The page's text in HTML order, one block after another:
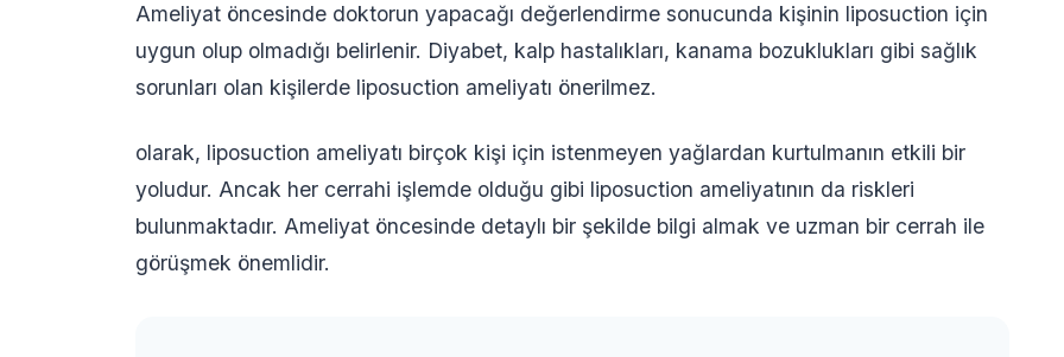
Ameliyat öncesinde doktorun yapacağı değerlendirme sonucunda kişinin liposuction için
uygun olup olmadığı belirlenir. Diyabet, kalp hastalıkları, kanama bozuklukları gibi sağlık
sorunları olan kişilerde liposuction ameliyatı önerilmez.
olarak, liposuction ameliyatı birçok kişi için istenmeyen yağlardan kurtulmanın etkili bir
yoludur. Ancak her cerrahi işlemde olduğu gibi liposuction ameliyatının da riskleri
bulunmaktadır. Ameliyat öncesinde detaylı bir şekilde bilgi almak ve uzman bir cerrah ile
görüşmek önemlidir.